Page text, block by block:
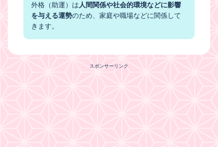
外格（助運）は 人間関係や社会的環境などに影響
を与える運勢のため、家庭や職場などに関係して
きます。
スポンサーリンク